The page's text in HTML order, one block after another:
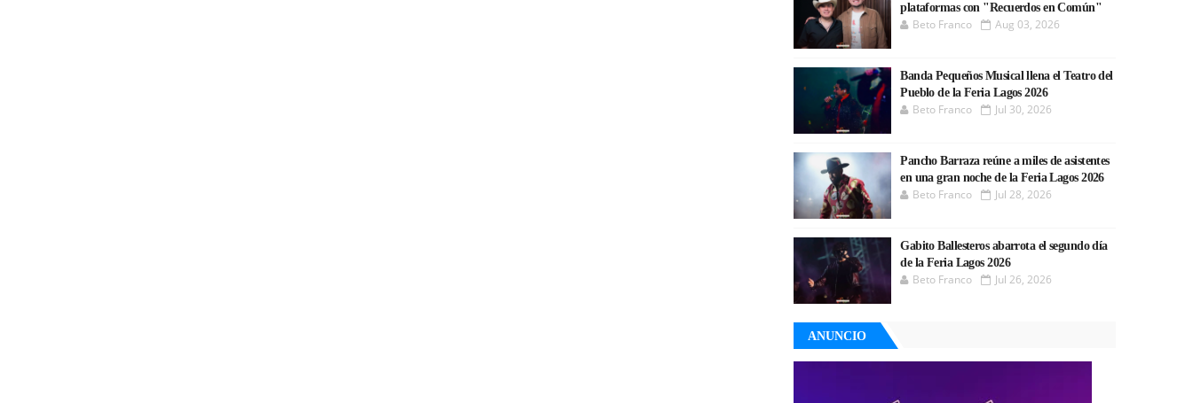
plataformas con "Recuerdos en Común"
Beto Franco Aug 03, 2026
Banda Pequeños Musical llena el Teatro del
Pueblo de la Feria Lagos 2026
Beto Franco Jul 30, 2026
Pancho Barraza reúne a miles de asistentes
en una gran noche de la Feria Lagos 2026
Beto Franco Jul 28, 2026
Gabito Ballesteros abarrota el segundo día
de la Feria Lagos 2026
Beto Franco Jul 26, 2026
ANUNCIO